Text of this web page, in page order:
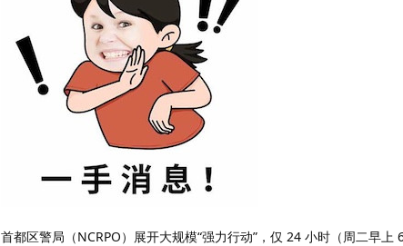
首都区警局（NCRPO）展开大规模“强力行动”，仅 24 小时（周二早上